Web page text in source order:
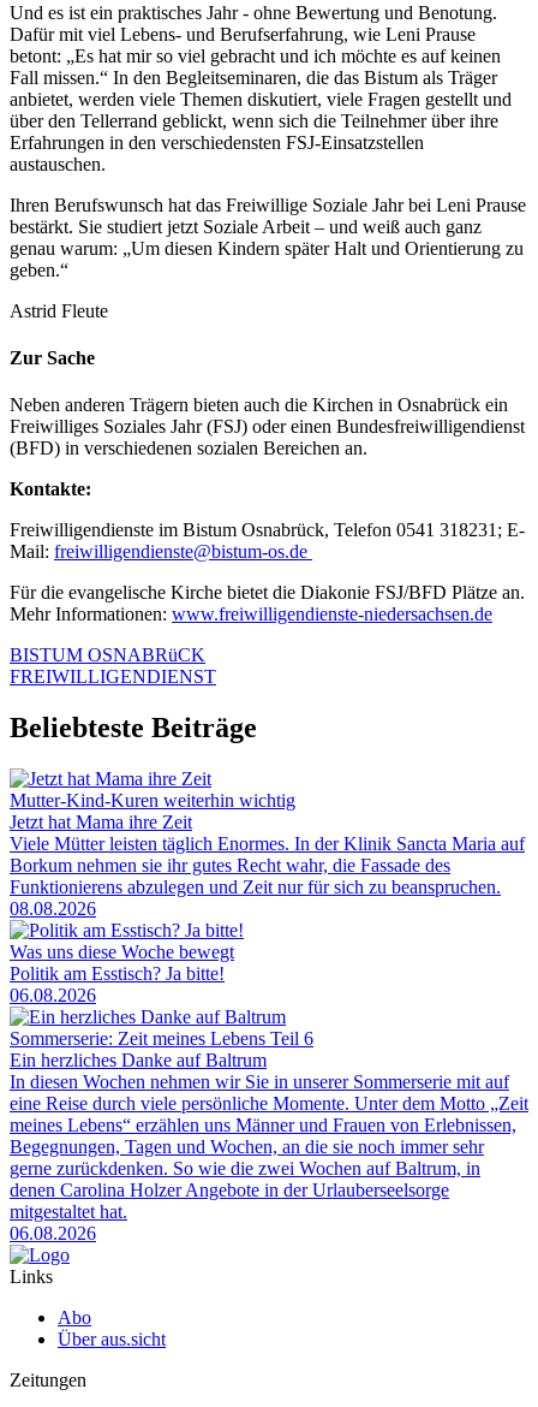
Und es ist ein praktisches Jahr - ohne Bewertung und Benotung.
Dafür mit viel Lebens- und Berufserfahrung, wie Leni Prause
betont: „Es hat mir so viel gebracht und ich möchte es auf keinen
Fall missen.“ In den Begleitseminaren, die das Bistum als Träger
anbietet, werden viele Themen diskutiert, viele Fragen gestellt und
über den Tellerrand geblickt, wenn sich die Teilnehmer über ihre
Erfahrungen in den verschiedensten FSJ-Einsatzstellen
austauschen.
Ihren Berufswunsch hat das Freiwillige Soziale Jahr bei Leni Prause
bestärkt. Sie studiert jetzt Soziale Arbeit – und weiß auch ganz
genau warum: „Um diesen Kindern später Halt und Orientierung zu
geben.“
Astrid Fleute
Zur Sache
Neben anderen Trägern bieten auch die Kirchen in Osnabrück ein
Freiwilliges Soziales Jahr (FSJ) oder einen Bundesfreiwilligendienst
(BFD) in verschiedenen sozialen Bereichen an.
Kontakte:
Freiwilligendienste im Bistum Osnabrück, Telefon 0541 318231; E-
Mail: freiwilligendienste@bistum-os.de
Für die evangelische Kirche bietet die Diakonie FSJ/BFD Plätze an.
Mehr Informationen: www.freiwilligendienste-niedersachsen.de
BISTUM OSNABRüCK
FREIWILLIGENDIENST
Beliebteste Beiträge
Mutter-Kind-Kuren weiterhin wichtig
Jetzt hat Mama ihre Zeit
Viele Mütter leisten täglich Enormes. In der Klinik Sancta Maria auf
Borkum nehmen sie ihr gutes Recht wahr, die Fassade des
Funktionierens abzulegen und Zeit nur für sich zu beanspruchen.
08.08.2026
Was uns diese Woche bewegt
Politik am Esstisch? Ja bitte!
06.08.2026
Sommerserie: Zeit meines Lebens Teil 6
Ein herzliches Danke auf Baltrum
In diesen Wochen nehmen wir Sie in unserer Sommerserie mit auf
eine Reise durch viele persönliche Momente. Unter dem Motto „Zeit
meines Lebens“ erzählen uns Männer und Frauen von Erlebnissen,
Begegnungen, Tagen und Wochen, an die sie noch immer sehr
gerne zurückdenken. So wie die zwei Wochen auf Baltrum, in
denen Carolina Holzer Angebote in der Urlauberseelsorge
mitgestaltet hat.
06.08.2026
Links
Abo
Über aus.sicht
Zeitungen